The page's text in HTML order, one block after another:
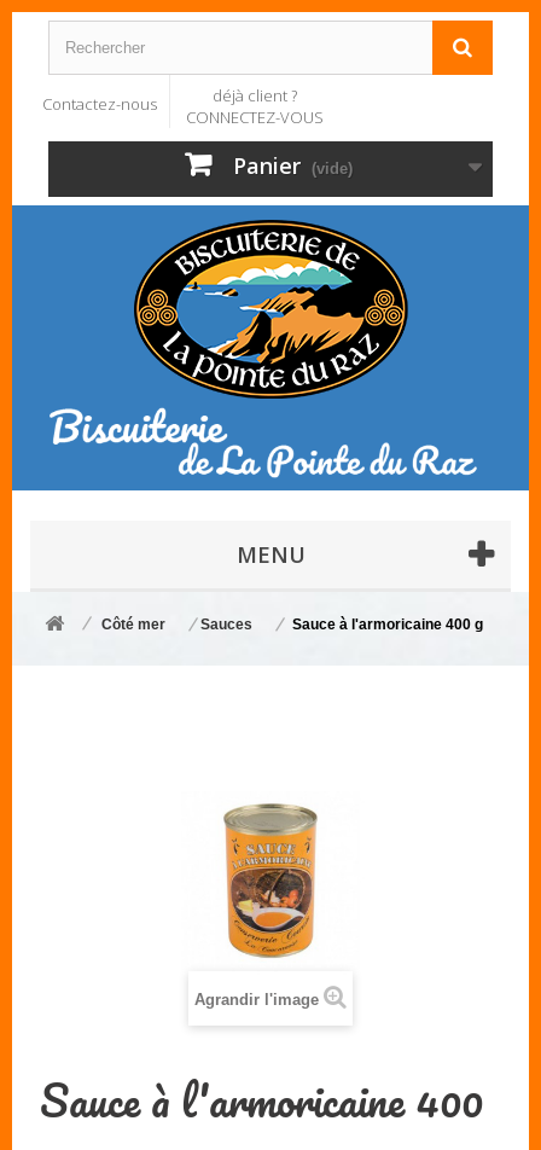
Contactez-nous
déjà client ?
CONNECTEZ-VOUS
Panier (vide)
MENU
Côté mer Sauces Sauce à l'armoricaine 400 g
Agrandir l'image
Sauce à l'armoricaine 400